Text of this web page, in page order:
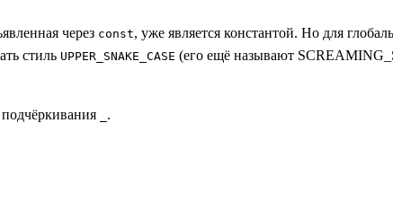
через const, уже является константой. Но для
стиль UPPER_SNAKE_CASE (его ещё называют
.